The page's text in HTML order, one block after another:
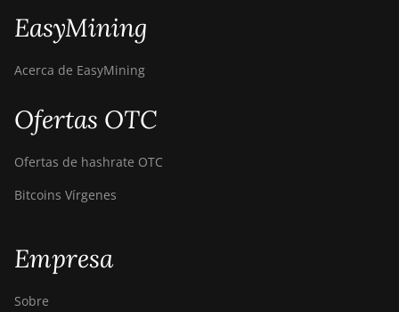
EasyMining
Acerca de EasyMining
Ofertas OTC
Ofertas de hashrate OTC
Bitcoins Vírgenes
Empresa
Sobre